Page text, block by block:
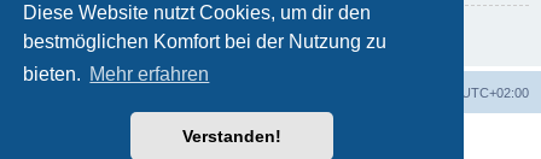
Diese Website nutzt Cookies, um dir den
bestmöglichen Komfort bei der Nutzung zu
bieten. Mehr erfahren
Verstanden!
Registrieren
UTC+02:00
Powered byphpBB® Forum Software © phpBB Limited